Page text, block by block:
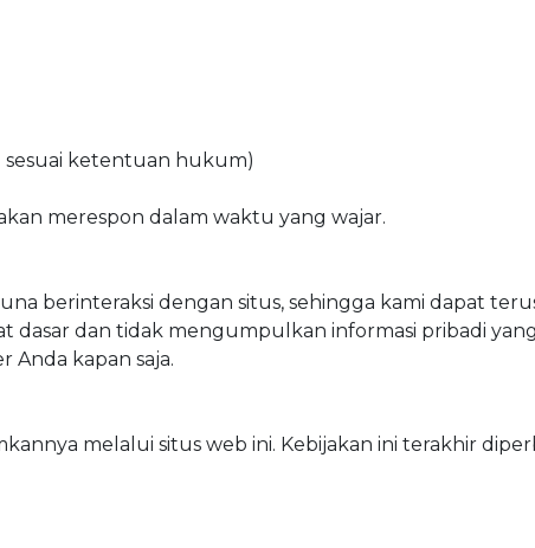
sesuai ketentuan hukum)
merespon dalam waktu yang wajar.
berinteraksi dengan situs, sehingga kami dapat
dasar dan tidak mengumpulkan informasi pribadi
kapan saja.
melalui situs web ini. Kebijakan ini terakhir